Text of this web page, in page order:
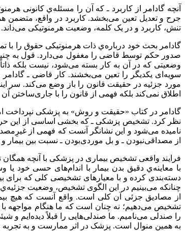
آنچه گادامر از کاربرد ـ که آن را مسئله‌ي کانونی
جرح و تعدیل تعین می‌بخشد. کاربرد در واقع، متضمن
تنش، کاربرد و در یک کلمه، وضعیت هرمنوتیکی
گادامر بحث خود درباره‌ي ذات هرمنوتیکی حقوق را با
صدور حکم توسط قاضی را مغفول می‌دارد. قول به چنین
وضعیتی که در آن به کار بسته می‌شود، نیست بلکه
سویه‌ای یکدیگر را تعین می‌بخشند. کار قاضی ـ
مورد جزئیه در حقیقت قانون را باز وضع می‌کند. سر
اطلاق نمی‌کند بلکه فهمی از قانون را با جاری‌ساختن
گادامر در کتاب «حقیقت و روش» به پزشکی نپرداخت
نظر کرد. تشخیص پزشکی ـ که بخشی اساسی از این
نامیده می‌شود و این نشانگر آنست که فهمی از
از مصداقی‌نبودن ـ و بل موردی‌بودن ـ نسبت بین بیمار
فرایند واقعی تشخیص بیماری در پزشکی با آنچه
با معاینه‌ي دقیق بدن بیمار با اندام‌های حسی خود
دسته‌بندی کرده و با معیارهای تشخیصی کلی که برای
چنانکه می‌بینیم در این الگوی تشخیص، وضعیت
از مصادیق جزئی آن کلی است. واقع آنست که هیچ
تشخیص می‌دهیم؛ نه چنان است که ما هنگام مواجهه
را صندلی می‌نامیم. ما صندلی‌هايی را قبلاً دیده‌ایم و
به همین منوال است. پزشک در اثر ممارست و به